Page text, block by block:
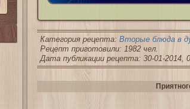
Категория рецепта: Вторые блюда в
Рецепт приготовили: 1982 чел.
Дата публикации рецепта: 30-01-2014,